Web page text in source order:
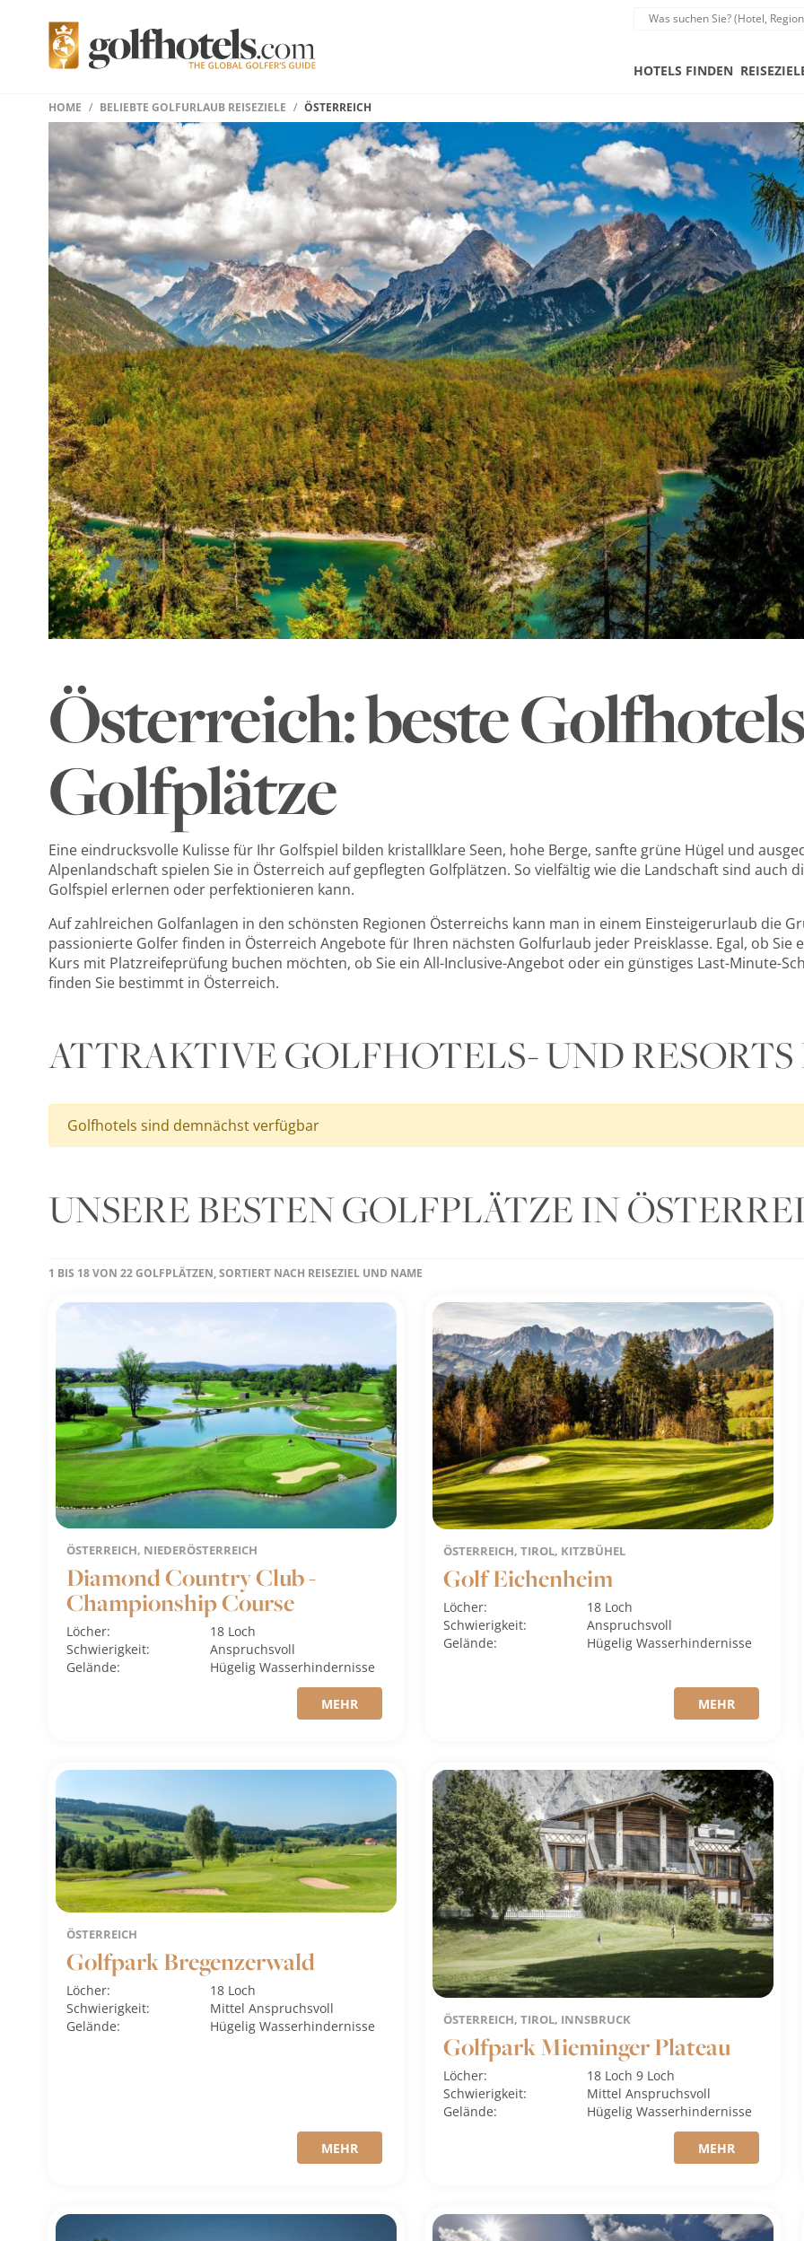
HOTELS FINDEN
HOME BELIEBTE GOLFURLAUB REISEZIELE ÖSTERREICH
Österreich: beste
Golfplätze
Eine eindrucksvolle Kulisse für Ihr Golfspiel bilden kristallklare Seen, hohe Berge, sanfte grüne Hügel und
Alpenlandschaft spielen Sie in Österreich auf gepflegten Golfplätzen. So vielfältig wie die Landschaft sind auch
Golfspiel erlernen oder perfektionieren kann.
Auf zahlreichen Golfanlagen in den schönsten Regionen Österreichs kann man in einem Einsteigerurlaub die
passionierte Golfer finden in Österreich Angebote für Ihren nächsten Golfurlaub jeder Preisklasse. Egal, ob
Kurs mit Platzreifeprüfung buchen möchten, ob Sie ein All-Inclusive-Angebot oder ein günstiges Last-Minute-
finden Sie bestimmt in Österreich.
ATTRAKTIVE GOLFHOTELS- UND
Golfhotels sind demnächst verfügbar
UNSERE BESTEN GOLFPLÄTZE IN
1 BIS 18 VON 22 GOLFPLÄTZEN, SORTIERT NACH REISEZIEL UND NAME
ÖSTERREICH, NIEDERÖSTERREICH
Diamond Country Club -
Championship Course
Löcher:
18 Loch
Schwierigkeit:
Anspruchsvoll
Gelände:
HügeligWasserhindernisse
MEHR
ÖSTERREICH, TIROL, KITZBÜHEL
Golf Eichenheim
Löcher:
18 Loch
Schwierigkeit:
Anspruchsvoll
Gelände:
HügeligWasserhindernisse
MEHR
ÖSTERREICH
Golfpark Bregenzerwald
Löcher:
18 Loch
Schwierigkeit:
MittelAnspruchsvoll
Gelände:
HügeligWasserhindernisse
MEHR
ÖSTERREICH, TIROL, INNSBRUCK
Golfpark Mieminger Plateau
Löcher: 18 Loch9 Loch
Schwierigkeit:
MittelAnspruchsvoll
Gelände:
HügeligWasserhindernisse
MEHR